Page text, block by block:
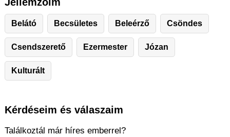
Belátó Becsületes Beleérző Csöndes
Csendszerető Ezermester Józan
Kulturált
Kérdéseim és válaszaim
Találkoztál már híres emberrel?